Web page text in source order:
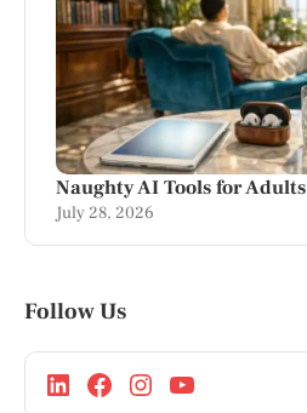
Naughty AI Tools for Adults
July 28, 2026
Follow Us